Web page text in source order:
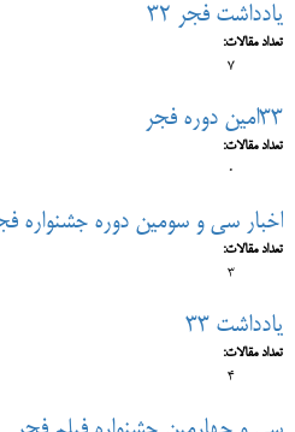
یادداشت فجر 32
تعداد مقالات:
7
33امین دوره فجر
تعداد مقالات:
0
اخبار سی و سومین دوره جشنواره
تعداد مقالات:
3
یادداشت 33
تعداد مقالات:
4